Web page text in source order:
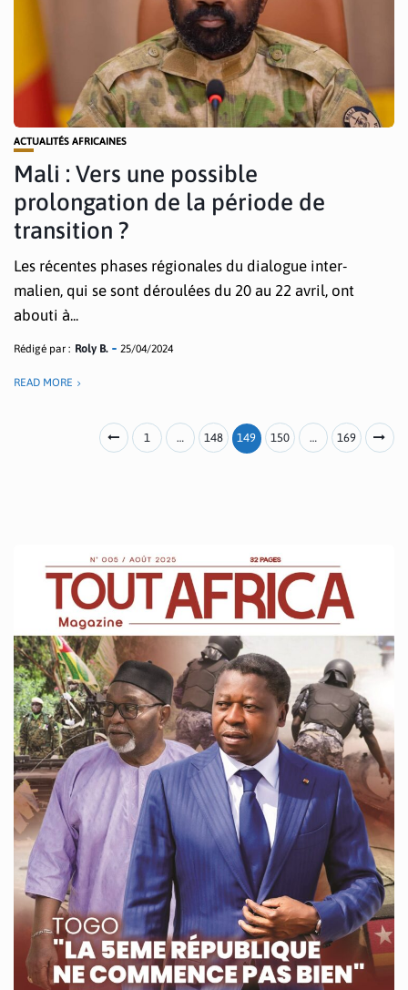
ACTUALITÉS AFRICAINES
Mali : Vers une possible
prolongation de la période de
transition ?
Les récentes phases régionales du dialogue inter-
malien, qui se sont déroulées du 20 au 22 avril, ont
abouti à...
Rédigé par : Roly B. 25/04/2024
READ MORE
1 … 148 149 150 … 169